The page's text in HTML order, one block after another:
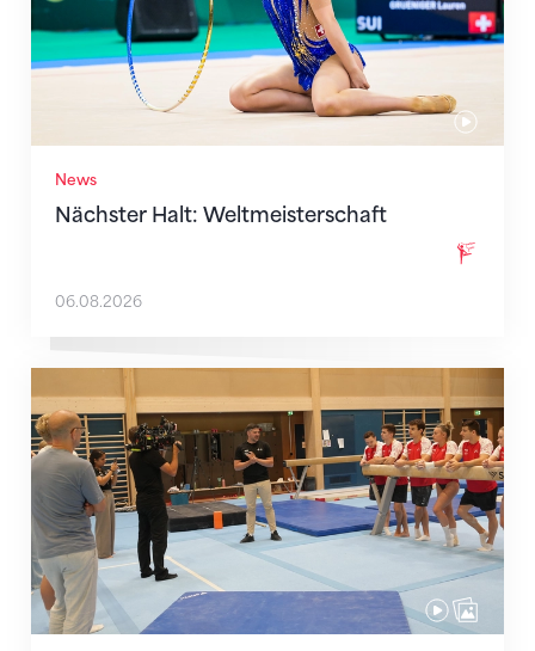
News
Nächster Halt: Weltmeisterschaft
06.08.2026
Mit klaren Zielen nach Zagreb